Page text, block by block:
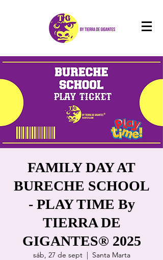
FAMILY DAY AT
BURECHE SCHOOL
- PLAY TIME By
TIERRA DE
GIGANTES® 2025
sáb, 27 de sept
  |
Santa Marta